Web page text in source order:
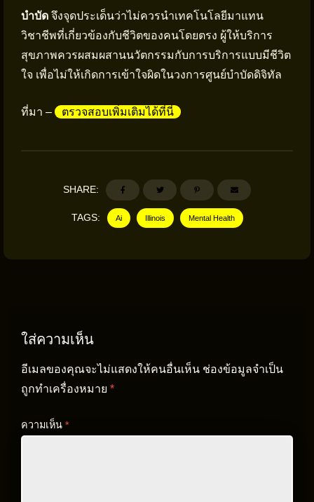
บำบัด จึงจุดประเด็นว่าไม่ควรนำเทคโนโลยีมาแทน
วิชาชีพที่เกี่ยวข้องกับชีวิตของคนโดยตรง ผู้ให้บริการ
สุขภาพควรผสมผสานนวัตกรรมกับการบริการแบบมีชีวิต
ใจ เพื่อไม่ให้เกิดการเข้าใจผิดในวงการศูนย์บำบัดดิจิทัล
ที่มา – ตรวจสอบเพิ่มเติมได้ที่นี่
SHARE:
TAGS: Ai Illinois Mental Health
ใส่ความเห็น
อีเมลของคุณจะไม่แสดงให้คนอื่นเห็น ช่องข้อมูลจำเป็น
ถูกทำเครื่องหมาย *
ความเห็น *